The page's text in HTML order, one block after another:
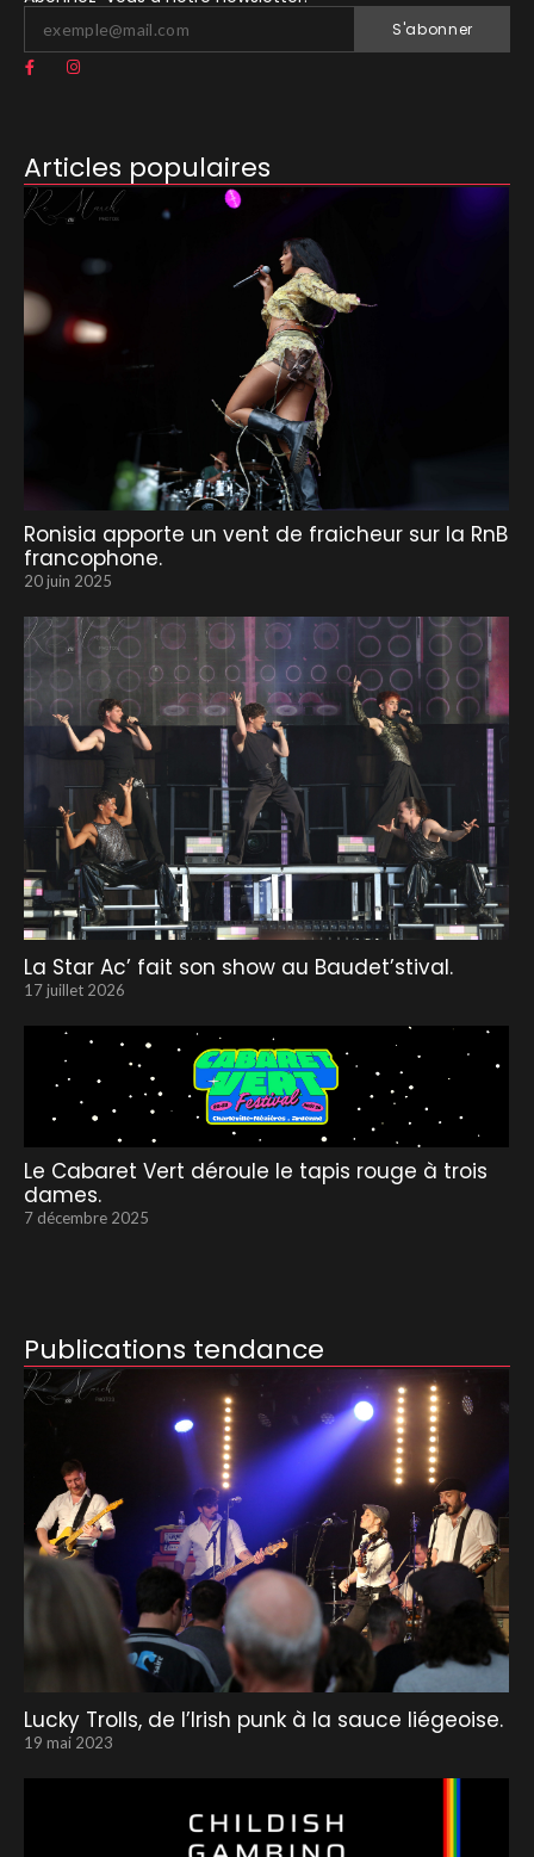
S'abonner
Articles populaires
Ronisia apporte un vent de fraicheur sur la RnB
francophone.
20 juin 2025
La Star Ac’ fait son show au Baudet’stival.
17 juillet 2026
Le Cabaret Vert déroule le tapis rouge à trois
dames.
7 décembre 2025
Publications tendance
Lucky Trolls, de l’Irish punk à la sauce liégeoise.
19 mai 2023